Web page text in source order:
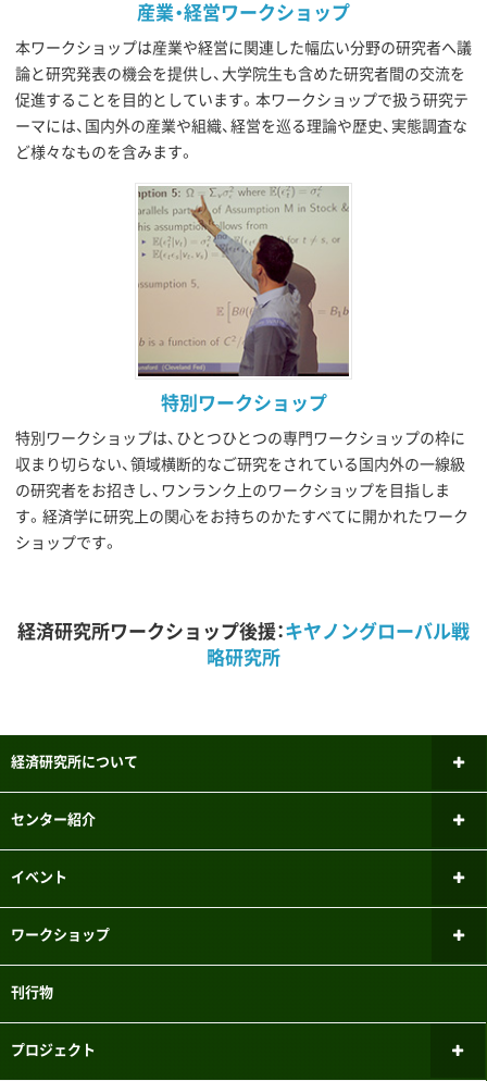
産業・経営ワークショップ
本ワークショップは産業や経営に関連した幅広い分野の研究者へ議
論と研究発表の機会を提供し、大学院生も含めた研究者間の交流を
促進することを目的としています。本ワークショップで扱う研究テ
ーマには、国内外の産業や組織、経営を巡る理論や歴史、実態調査な
ど様々なものを含みます。
特別ワークショップ
特別ワークショップは、ひとつひとつの専門ワークショップの枠に
収まり切らない、領域横断的なご研究をされている国内外の一線級
の研究者をお招きし、ワンランク上のワークショップを目指しま
す。経済学に研究上の関心をお持ちのかたすべてに開かれたワーク
ショップです。
経済研究所ワークショップ後援：キヤノングローバル戦
略研究所
経済研究所について
所長あいさつ
メーリングリスト
三田キャンパスでの研究目的でのパソコン教室利用について
センター紹介
ファイナンシャル・ジェロントロジー
国際経済学研究センター
こどもの機会均等研究センター
イベント
新しいお知らせ
ワークショップ
ミクロ経済学ワークショップ
刊行物
プロジェクト